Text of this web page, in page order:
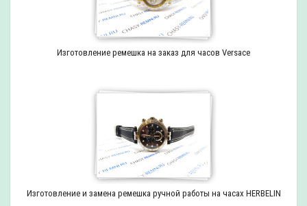
Изготовление ремешка на заказ для часов Versace
Изготовление и замена ремешка ручной работы на часах HERBELIN